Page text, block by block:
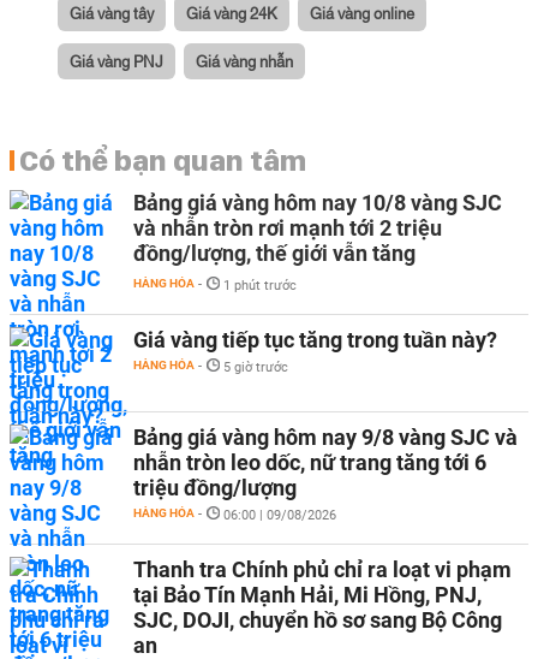
Giá vàng tây Giá vàng 24K Giá vàng online
Giá vàng PNJ Giá vàng nhẫn
Có thể bạn quan tâm
Bảng giá vàng hôm nay 10/8 vàng SJC
và nhẫn tròn rơi mạnh tới 2 triệu
đồng/lượng, thế giới vẫn tăng
HÀNG HÓA - 1 phút trước
Giá vàng tiếp tục tăng trong tuần này?
HÀNG HÓA - 5 giờ trước
Bảng giá vàng hôm nay 9/8 vàng SJC và
nhẫn tròn leo dốc, nữ trang tăng tới 6
triệu đồng/lượng
HÀNG HÓA - 06:00 | 09/08/2026
Thanh tra Chính phủ chỉ ra loạt vi phạm
tại Bảo Tín Mạnh Hải, Mi Hồng, PNJ,
SJC, DOJI, chuyển hồ sơ sang Bộ Công
an